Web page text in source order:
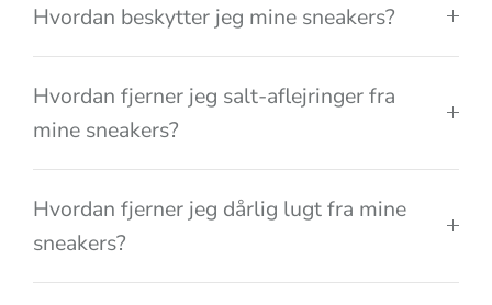
Hvordan beskytter jeg mine sneakers?
Hvordan fjerner jeg salt-aflejringer fra
mine sneakers?
Hvordan fjerner jeg dårlig lugt fra mine
sneakers?